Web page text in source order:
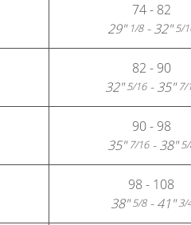
74 - 82
29"1/8- 32"5/
82 - 90
32"5/16- 35"7/
90 - 98
35"7/16- 38"5/
98 - 108
38"5/8- 41"3/